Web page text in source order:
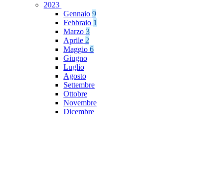
2023
Gennaio 9
Febbraio 1
Marzo 3
Aprile 2
Maggio 6
Giugno
Luglio
Agosto
Settembre
Ottobre
Novembre
Dicembre